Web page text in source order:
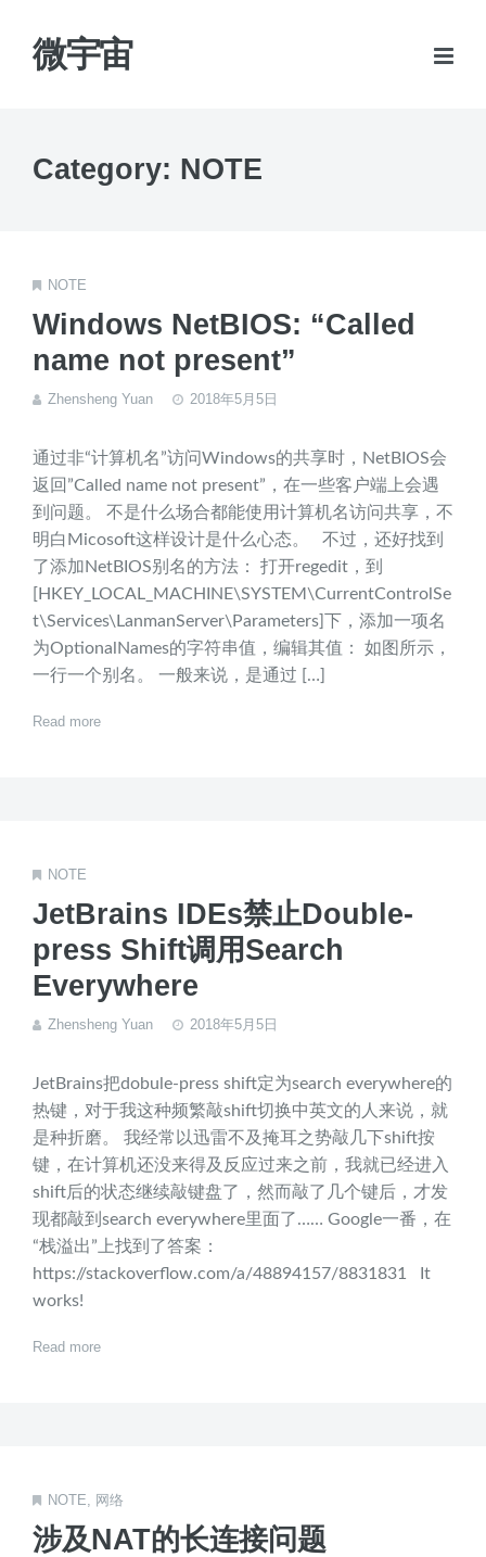
微宇宙
Category: NOTE
NOTE
Windows NetBIOS: “Called
name not present”
Zhensheng Yuan 2018年5月5日
通过非“计算机名”访问Windows的共享时，NetBIOS会
返回”Called name not present”，在一些客户端上会遇
到问题。 不是什么场合都能使用计算机名访问共享，不
明白Micosoft这样设计是什么心态。 不过，还好找到
了添加NetBIOS别名的方法： 打开regedit，到
[HKEY_LOCAL_MACHINE\SYSTEM\CurrentControlSe
t\Services\LanmanServer\Parameters]下，添加一项名
为OptionalNames的字符串值，编辑其值： 如图所示，
一行一个别名。 一般来说，是通过 […]
Read more
NOTE
JetBrains IDEs禁止Double-
press Shift调用Search
Everywhere
Zhensheng Yuan 2018年5月5日
JetBrains把dobule-press shift定为search everywhere的
热键，对于我这种频繁敲shift切换中英文的人来说，就
是种折磨。 我经常以迅雷不及掩耳之势敲几下shift按
键，在计算机还没来得及反应过来之前，我就已经进入
shift后的状态继续敲键盘了，然而敲了几个键后，才发
现都敲到search everywhere里面了…… Google一番，在
“栈溢出”上找到了答案：
https://stackoverflow.com/a/48894157/8831831 It
works!
Read more
NOTE, 网络
涉及NAT的长连接问题